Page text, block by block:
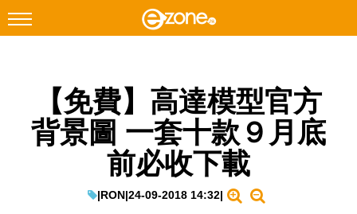
Facebook Instagram
科技焦點
【免費】高達模型官方
背景圖 一套十款９月底
前必收下載
|RON|24-09-2018 14:32|